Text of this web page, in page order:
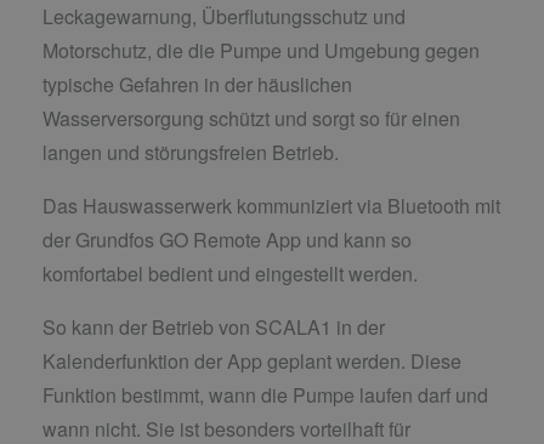
Leckagewarnung, Überflutungsschutz und
Motorschutz, die die Pumpe und Umgebung gegen
typische Gefahren in der häuslichen
Wasserversorgung schützt und sorgt so für einen
langen und störungsfreien Betrieb.
Das Hauswasserwerk kommuniziert via Bluetooth mit
der Grundfos GO Remote App und kann so
komfortabel bedient und eingestellt werden.
So kann der Betrieb von SCALA1 in der
Kalenderfunktion der App geplant werden. Diese
Funktion bestimmt, wann die Pumpe laufen darf und
wann nicht. Sie ist besonders vorteilhaft für